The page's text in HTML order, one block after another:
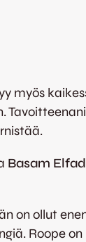
myös
Basam
on ollut
Roope